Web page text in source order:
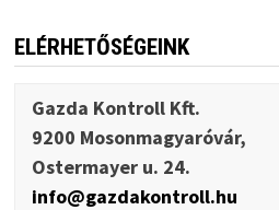
ELÉRHETŐSÉGEINK
Gazda Kontroll Kft.
9200 Mosonmagyaróvár,
Ostermayer u. 24.
info@gazdakontroll.hu